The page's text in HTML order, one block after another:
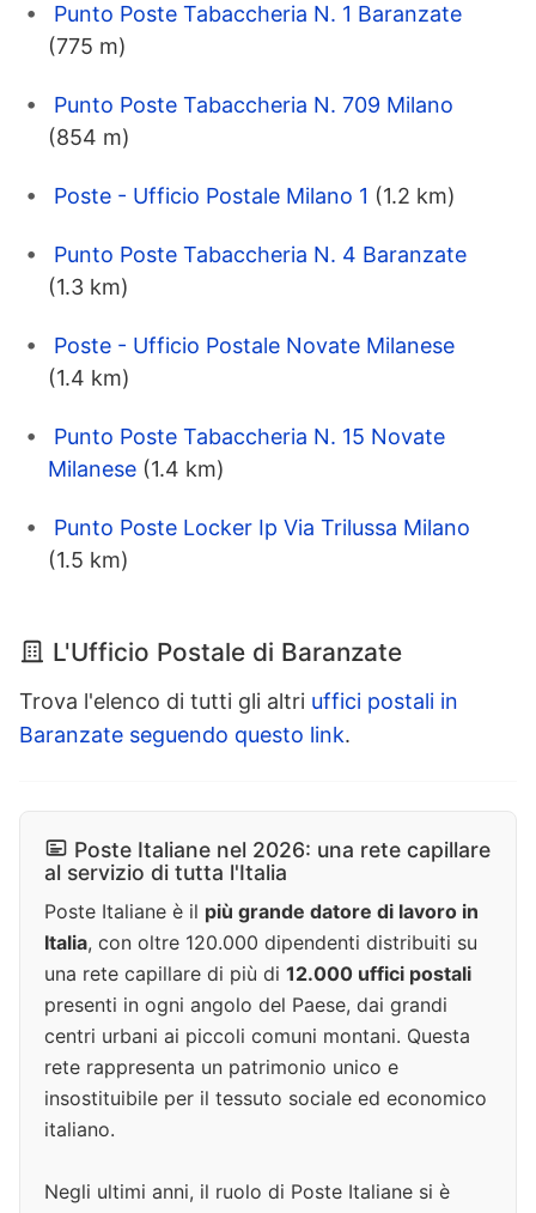
Punto Poste Tabaccheria N. 1 Baranzate
(775 m)
Punto Poste Tabaccheria N. 709 Milano
(854 m)
Poste - Ufficio Postale Milano 1 (1.2 km)
Punto Poste Tabaccheria N. 4 Baranzate
(1.3 km)
Poste - Ufficio Postale Novate Milanese
(1.4 km)
Punto Poste Tabaccheria N. 15 Novate
Milanese (1.4 km)
Punto Poste Locker Ip Via Trilussa Milano
(1.5 km)
L'Ufficio Postale di Baranzate
Trova l'elenco di tutti gli altri uffici postali in
Baranzate seguendo questo link.
Poste Italiane nel 2026: una rete capillare
al servizio di tutta l'Italia
Poste Italiane è il più grande datore di lavoro in
Italia, con oltre 120.000 dipendenti distribuiti su
una rete capillare di più di 12.000 uffici postali
presenti in ogni angolo del Paese, dai grandi
centri urbani ai piccoli comuni montani. Questa
rete rappresenta un patrimonio unico e
insostituibile per il tessuto sociale ed economico
italiano.
Negli ultimi anni, il ruolo di Poste Italiane si è